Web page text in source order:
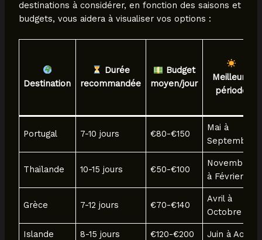
destinations à considérer, en fonction des saisons et
budgets, vous aidera à visualiser vos options :
Destination
Durée
recommandée
Budget
moyen/jour
Meilleure
période
Portugal 7-10 jours €80-€150
Mai à
Septembre
Thaïlande 10-15 jours €50-€100
Novembre
à Février
Grèce 7-12 jours €70-€140
Avril à
Octobre
Islande 8-15 jours €120-€200 Juin à Août